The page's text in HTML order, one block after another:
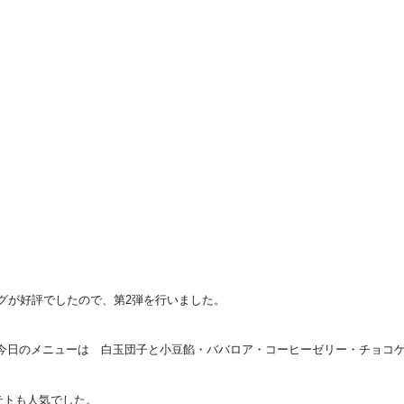
好評でしたので、第2弾を行いました。
のメニューは 白玉団子と小豆餡・ババロア・コーヒーゼリー・チョコ
も人気でした。